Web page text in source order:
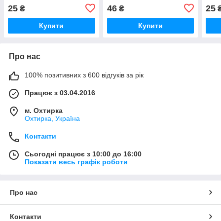
25 ₴
Купити
46₴
Купити
25
Про нас
100% позитивних з 600 відгуків за рік
Працює з 03.04.2016
м. Охтирка
Охтирка, Україна
Контакти
Сьогодні працює з 10:00 до 16:00
Показати весь графік роботи
Про нас
Контакти